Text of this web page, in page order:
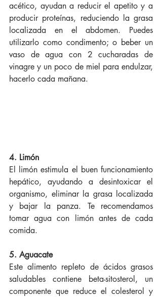
acético, ayudan a reducir el apetito y a
producir proteínas, reduciendo la grasa
localizada en el abdomen. Puedes
utilizarlo como condimento; o beber un
vaso de agua con 2 cucharadas de
vinagre y un poco de miel para endulzar,
hacerlo cada mañana.
4. Limón
El limón estimula el buen funcionamiento
hepático, ayudando a desintoxicar el
organismo, eliminar la grasa localizada
y bajar la panza. Te recomendamos
tomar agua con limón antes de cada
comida.
5. Aguacate
Este alimento repleto de ácidos grasos
saludables contiene beta-sitosterol, un
componente que reduce el colesterol y